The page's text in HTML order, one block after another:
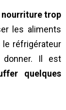
nourriture trop
les aliments
le réfrigérateur
Il est
quelques